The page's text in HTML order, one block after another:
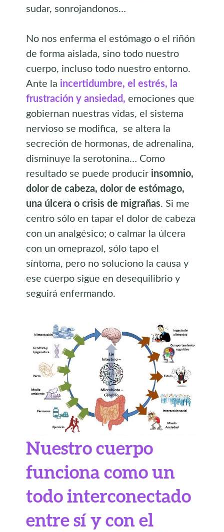
sudar, sonrojandonos…
No nos enferma el estómago o el riñón
de forma aislada, sino todo nuestro
cuerpo, incluso todo nuestro entorno.
Ante la incertidumbre, el estrés, la
frustración y ansiedad,emociones que
gobiernan nuestras vidas, el sistema
nervioso se modifica, se altera la
secreción de hormonas, de adrenalina,
disminuye la serotonina… Como
resultado se puede producir insomnio,
dolor de cabeza, dolor de estómago,
una úlcera o crisis de migrañas. Si me
centro sólo en tapar el dolor de cabeza
con un analgésico; o calmar la úlcera
con un omeprazol, sólo tapo el
síntoma, pero no soluciono la causa y
ese cuerpo sigue en desequilibrio y
seguirá enfermando.
Nuestro cuerpo
funciona como un
todo interconectado
entre sí y con el